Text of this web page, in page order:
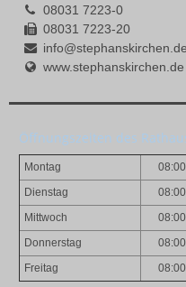
08031 7223-0
08031 7223-20
info@stephanskirchen.de
www.stephanskirchen.de
Öffnungszeiten des
Montag
Dienstag
Mittwoch
Donnerstag
Freitag